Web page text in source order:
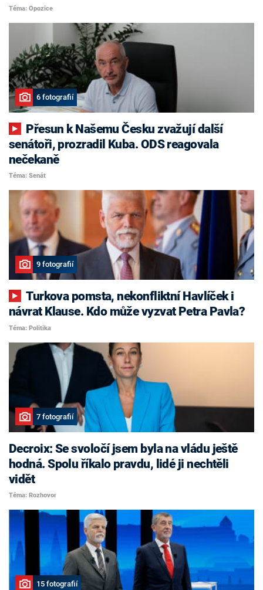
Téma: Opozice
6 fotografií
senátoři, prozradil Kuba. ODS reagovala
nečekaně
Téma: Senát
9 fotografií
Turkova pomsta, nekonfliktní Havlíček i
návrat Klause. Kdo může vyzvat Petra Pavla?
Téma: Politika
7 fotografií
Decroix: Se svoločí jsem byla na vládu ještě
hodná. Spolu říkalo pravdu, lidé ji nechtěli
vidět
Téma: Rozhovor
15 fotografií